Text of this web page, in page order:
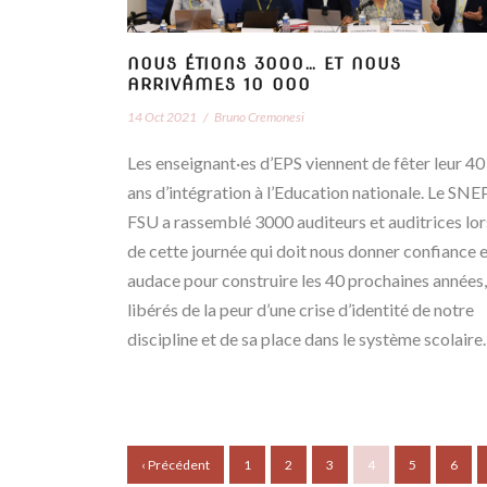
NOUS ÉTIONS 3000… ET NOUS
ARRIVÂMES 10 000
14 Oct 2021 / Bruno Cremonesi
Les enseignant·es d’EPS viennent de fêter leur 40
ans d’intégration à l’Education nationale. Le
FSU a rassemblé 3000 auditeurs et auditrices
de cette journée qui doit nous donner confiance
audace pour construire les 40 prochaines années,
libérés de la peur d’une crise d’identité de notre
discipline et de sa place dans le système scolaire.
‹ Précédent 1 2 3 4 5 6